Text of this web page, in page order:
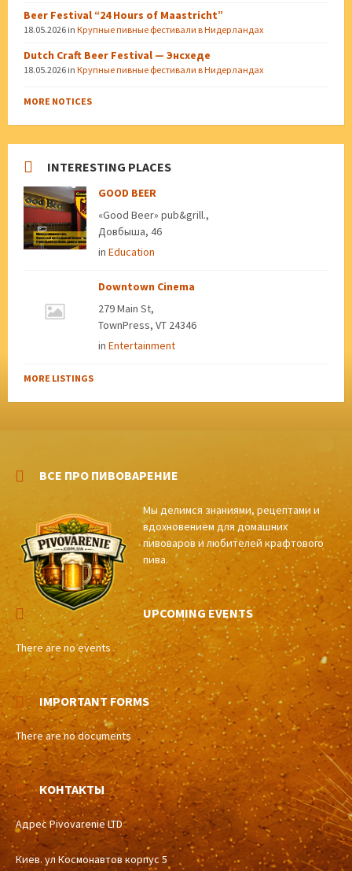
Beer Festival “24 Hours of Maastricht”
18.05.2026 in Крупные пивные фестивали в Нидерландах
Dutch Craft Beer Festival — Энсхеде
18.05.2026 in Крупные пивные фестивали в Нидерландах
MORE NOTICES
INTERESTING PLACES
GOOD BEER
«Good Beer» pub&grill.,
Довбыша, 46
in Education
Downtown Cinema
279 Main St,
TownPress, VT 24346
in Entertainment
MORE LISTINGS
ВСЕ ПРО ПИВОВАРЕНИЕ
Мы делимся знаниями, рецептами и
вдохновением для домашних
пивоваров и любителей крафтового
пива.
UPCOMING EVENTS
There are no events
IMPORTANT FORMS
There are no documents
КОНТАКТЫ
Адрес Pivovarenie LTD
Киев. ул Космонавтов корпус 5